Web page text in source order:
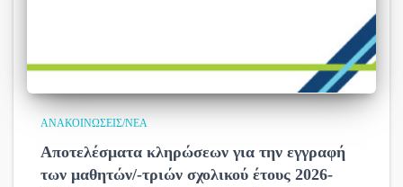
ΑΝΑΚΟΙΝΏΣΕΙΣ/ΝΈΑ
Αποτελέσματα κληρώσεων για την εγγραφή
των μαθητών/-τριών σχολικού έτους 2026-